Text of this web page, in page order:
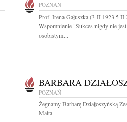
POZNAŃ
Prof. Irena Gałuszka (3 II 1923 5 II
Wspomnienie "Sukces nigdy nie
osobistym...
BARBARA
POZNAŃ
Żegnamy Barbarę Działoszyńską
Malta